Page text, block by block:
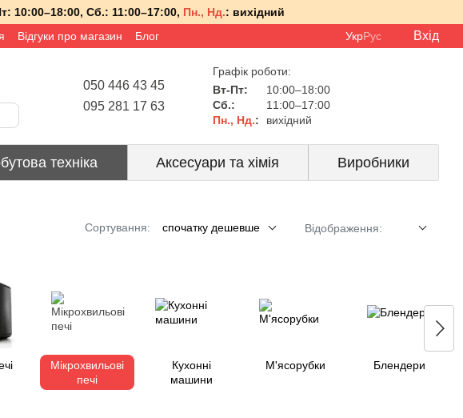
10:00–18:00, Сб.: 11:00–17:00, Пн., Нд.: вихідний
Відгуки про магазин Блог УкрРус Вхід
050 446 43 45
095 281 17 63
Графік роботи:
Вт-Пт:
10:00–18:00
Сб.:
11:00–17:00
Пн., Нд.: вихідний
техніка Аксесуари та хімія Виробники
Сортування: спочатку дешевше Відображення:
Мікрохвильові
печі
Кухонні
машини
М'ясорубки Блендери